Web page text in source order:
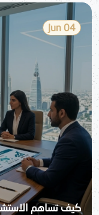
04 Jun
كيف تساهم